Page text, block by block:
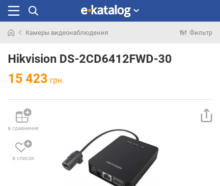
раньше
Камеры видеонаблюдения Фильтр
Hikvision DS-2CD6412FWD-30
15 423 грн.
в сравнение
в список